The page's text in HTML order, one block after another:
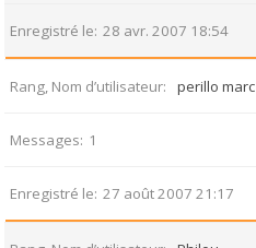
Enregistré le 28 avr. 2007 18:54
Rang, Nom d’utilisateur perillo marc
Messages 1
Enregistré le 27 août 2007 21:17